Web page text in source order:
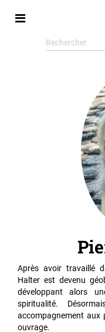
Rechercher
sur
Après avoir travaillé
Halter est devenu
développant alors
spiritualité.
accompagnement aux
ouvrage.